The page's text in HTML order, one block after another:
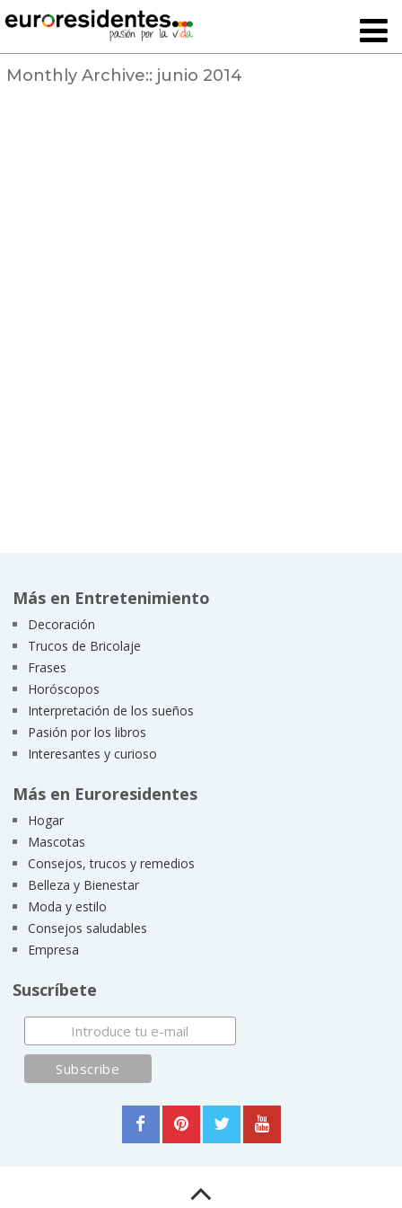
Monthly Archive:: junio 2014
Más en Entretenimiento
Decoración
Trucos de Bricolaje
Frases
Horóscopos
Interpretación de los sueños
Pasión por los libros
Interesantes y curioso
Más en Euroresidentes
Hogar
Mascotas
Consejos, trucos y remedios
Belleza y Bienestar
Moda y estilo
Consejos saludables
Empresa
Suscríbete